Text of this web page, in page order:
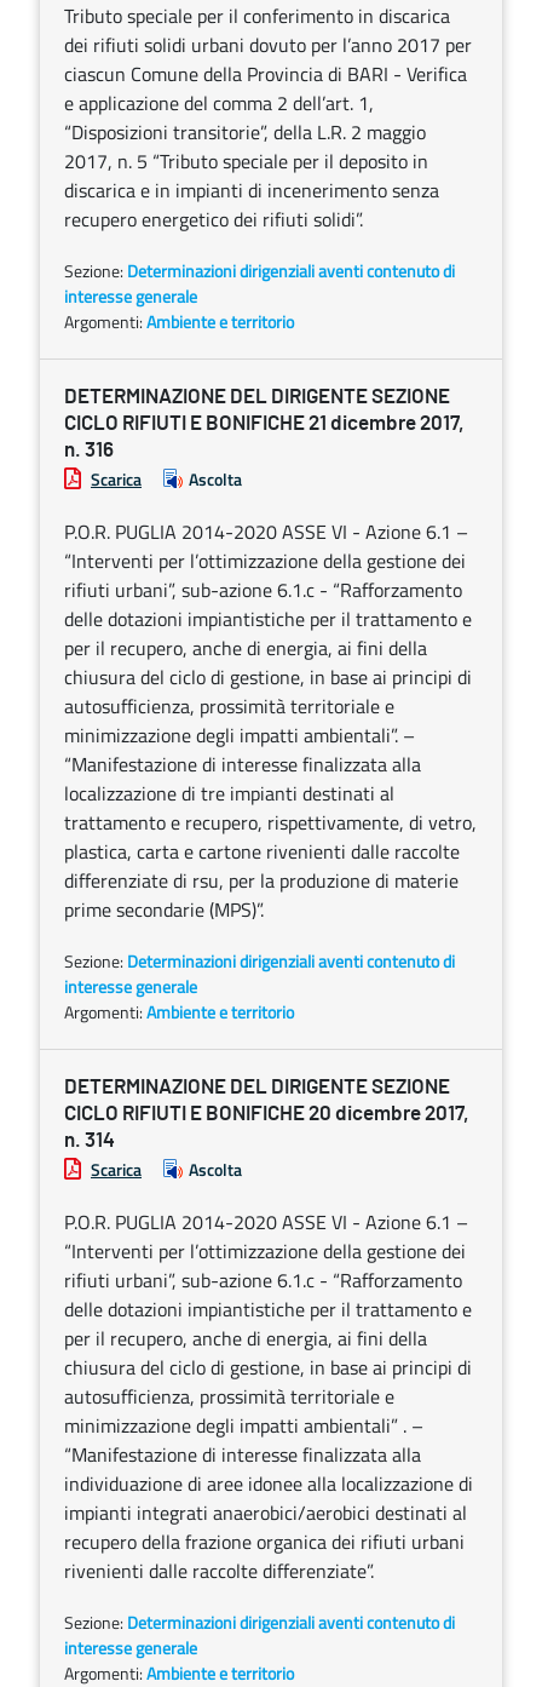
Tributo speciale per il conferimento in discarica
dei rifiuti solidi urbani dovuto per l’anno 2017 per
ciascun Comune della Provincia di BARI - Verifica
e applicazione del comma 2 dell’art. 1,
“Disposizioni transitorie”, della L.R. 2 maggio
2017, n. 5 “Tributo speciale per il deposito in
discarica e in impianti di incenerimento senza
recupero energetico dei rifiuti solidi”.
Sezione: Determinazioni dirigenziali aventi contenuto di
interesse generale
Argomenti:Ambiente e territorio
DETERMINAZIONE DEL DIRIGENTE SEZIONE
CICLO RIFIUTI E BONIFICHE 21 dicembre 2017,
n. 316
Scarica Ascolta
P.O.R. PUGLIA 2014-2020 ASSE VI - Azione 6.1 –
“Interventi per l’ottimizzazione della gestione dei
rifiuti urbani”, sub-azione 6.1.c - “Rafforzamento
delle dotazioni impiantistiche per il trattamento e
per il recupero, anche di energia, ai fini della
chiusura del ciclo di gestione, in base ai principi di
autosufficienza, prossimità territoriale e
minimizzazione degli impatti ambientali”. –
“Manifestazione di interesse finalizzata alla
localizzazione di tre impianti destinati al
trattamento e recupero, rispettivamente, di vetro,
plastica, carta e cartone rivenienti dalle raccolte
differenziate di rsu, per la produzione di materie
prime secondarie (MPS)”.
Sezione: Determinazioni dirigenziali aventi contenuto di
interesse generale
Argomenti:Ambiente e territorio
DETERMINAZIONE DEL DIRIGENTE SEZIONE
CICLO RIFIUTI E BONIFICHE 20 dicembre 2017,
n. 314
Scarica Ascolta
P.O.R. PUGLIA 2014-2020 ASSE VI - Azione 6.1 –
“Interventi per l’ottimizzazione della gestione dei
rifiuti urbani”, sub-azione 6.1.c - “Rafforzamento
delle dotazioni impiantistiche per il trattamento e
per il recupero, anche di energia, ai fini della
chiusura del ciclo di gestione, in base ai principi di
autosufficienza, prossimità territoriale e
minimizzazione degli impatti ambientali” . –
“Manifestazione di interesse finalizzata alla
individuazione di aree idonee alla localizzazione di
impianti integrati anaerobici/aerobici destinati al
recupero della frazione organica dei rifiuti urbani
rivenienti dalle raccolte differenziate”.
Sezione: Determinazioni dirigenziali aventi contenuto di
interesse generale
Argomenti:Ambiente e territorio